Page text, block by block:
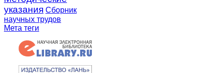
указания Сборник
научных трудов
Мета теги